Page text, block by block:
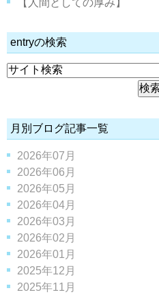
entryの検索
月別ブログ記事一覧
2026年07月
2026年06月
2026年05月
2026年04月
2026年03月
2026年02月
2026年01月
2025年12月
2025年11月